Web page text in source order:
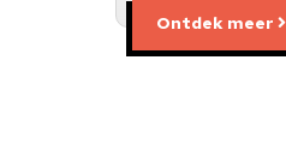
Ontdek meer